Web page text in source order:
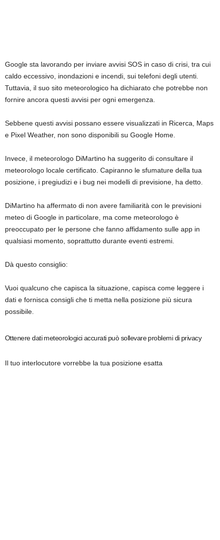
Google sta lavorando per inviare avvisi SOS in caso di crisi, tra cui
caldo eccessivo, inondazioni e incendi, sui telefoni degli utenti.
Tuttavia, il suo sito meteorologico ha dichiarato che potrebbe non
fornire ancora questi avvisi per ogni emergenza.
Sebbene questi avvisi possano essere visualizzati in Ricerca, Maps
e Pixel Weather, non sono disponibili su Google Home.
Invece, il meteorologo DiMartino ha suggerito di consultare il
meteorologo locale certificato. Capiranno le sfumature della tua
posizione, i pregiudizi e i bug nei modelli di previsione, ha detto.
DiMartino ha affermato di non avere familiarità con le previsioni
meteo di Google in particolare, ma come meteorologo è
preoccupato per le persone che fanno affidamento sulle app in
qualsiasi momento, soprattutto durante eventi estremi.
Dà questo consiglio:
Vuoi qualcuno che capisca la situazione, capisca come leggere i
dati e fornisca consigli che ti metta nella posizione più sicura
possibile.
Ottenere dati meteorologici accurati può sollevare problemi di privacy
Il tuo interlocutore vorrebbe la tua posizione esatta